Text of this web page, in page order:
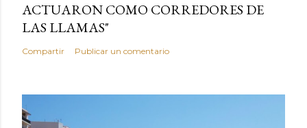
ACTUARON COMO CORREDORES DE
LAS LLAMAS"
Compartir Publicar un comentario